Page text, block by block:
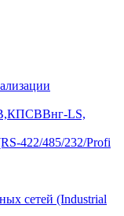
LS,
422/485/232/Profi
сетей (Industrial